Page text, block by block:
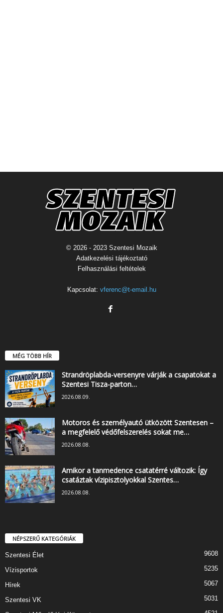
© 2026 - 2023 Szentesi Mozaik
Adatkezelési tájékoztató
Felhasználási feltételek
Kapcsolat: vferenc@t-email.hu
MÉG TÖBB HÍR
Strandröplabda-versenyre várják a csapatokat a
Szentesi Tisza-parton…
2026.08.09.
Motoros és személyautó ütközött Szentesen –
a megfelelő védőfelszerelés sokat me…
2026.08.08.
Amikor a tanmedence csatatérré változik: Így
csatáztak vízipisztolyokkal Szentes…
2026.08.08.
NÉPSZERŰ KATEGÓRIÁK
Szentesi Élet 9608
Vízisportok 5235
Hírek 5067
Szentesi VK 5031